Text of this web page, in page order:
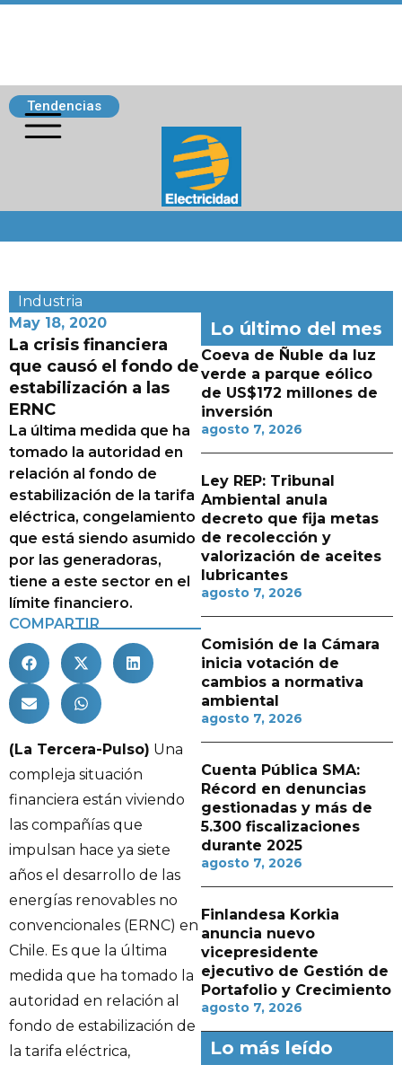
Tendencias
Industria
May 18, 2020
La crisis financiera
que causó el fondo de
estabilización a las
ERNC
La última medida que ha
tomado la autoridad en
relación al fondo de
estabilización de la tarifa
eléctrica, congelamiento
que está siendo asumido
por las generadoras,
tiene a este sector en el
límite financiero.
COMPARTIR
(La Tercera-Pulso) Una
compleja situación
financiera están viviendo
las compañías que
impulsan hace ya siete
años el desarrollo de las
energías renovables no
convencionales (ERNC) en
Chile. Es que la última
medida que ha tomado la
autoridad en relación al
fondo de estabilización de
la tarifa eléctrica,
Lo último del mes
Coeva de Ñuble da luz
verde a parque eólico
de US$172 millones de
inversión
agosto 7, 2026
Ley REP: Tribunal
Ambiental anula
decreto que fija metas
de recolección y
valorización de aceites
lubricantes
agosto 7, 2026
Comisión de la Cámara
inicia votación de
cambios a normativa
ambiental
agosto 7, 2026
Cuenta Pública SMA:
Récord en denuncias
gestionadas y más de
5.300 fiscalizaciones
durante 2025
agosto 7, 2026
Finlandesa Korkia
anuncia nuevo
vicepresidente
ejecutivo de Gestión de
Portafolio y Crecimiento
agosto 7, 2026
Lo más leído